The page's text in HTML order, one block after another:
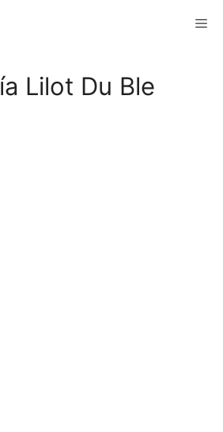
Lilot Du Ble